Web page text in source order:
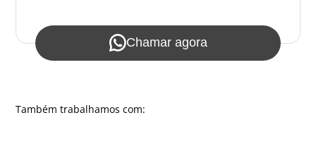
Chamar agora
Também trabalhamos com: